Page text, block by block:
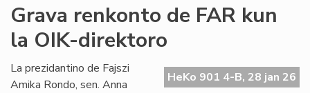
tiel
Grava renkonto de FAR kun
la OIK-direktoro
HeKo 901 4-B, 28 jan 26
La prezidantino de Fajszi
Amika Rondo, sen. Anna